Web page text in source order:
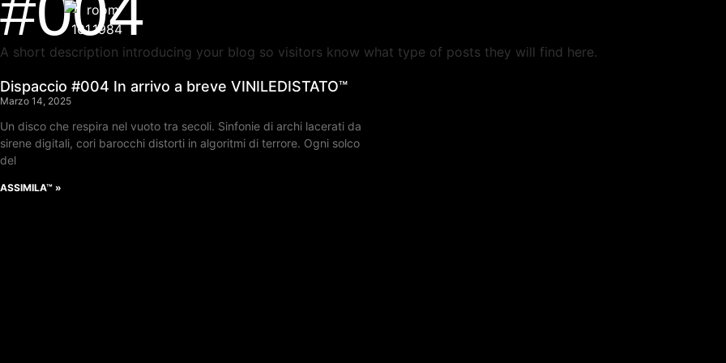
A short description introducing your blog so visitors know what type of posts they will find here.
Dispaccio #004 In arrivo a breve VINILEDISTATO™
Marzo 14, 2025
Un disco che respira nel vuoto tra secoli. Sinfonie di archi lacerati da
sirene digitali, cori barocchi distorti in algoritmi di terrore. Ogni solco
del
ASSIMILA™ »